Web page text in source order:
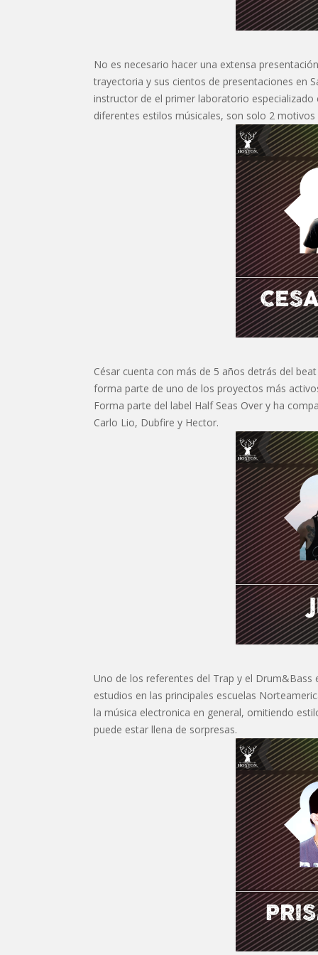
No es necesario hacer una extensa
trayectoria y sus cientos de presentaciones en
instructor de el primer laboratorio especializado
diferentes estilos músicales, son solo 2
César cuenta con más de 5 años detrás del
forma parte de uno de los proyectos más
Forma parte del label Half Seas Over y ha
Carlo Lio, Dubfire y Hector.
Uno de los referentes del Trap y el
estudios en las principales escuelas
la música electronica en general, omitiendo
puede estar llena de sorpresas.